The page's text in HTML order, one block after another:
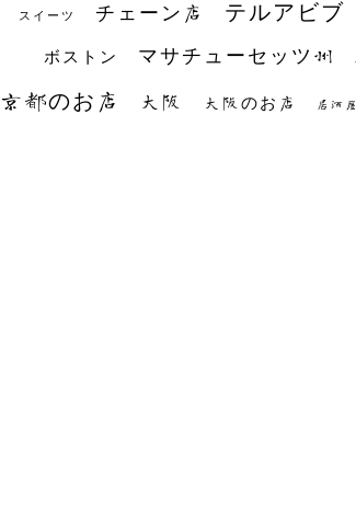
スイーツ チェーン店 テルアビブ
ボストン マサチューセッツ州
京都のお店 大阪 大阪のお店 居酒屋